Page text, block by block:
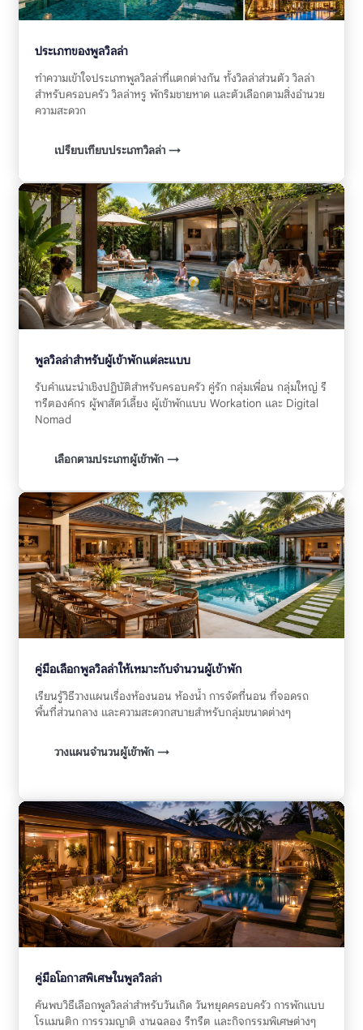
ประเภทของพูลวิลล่า
ทำความเข้าใจประเภทพูลวิลล่าที่แตกต่างกัน ทั้งวิลล่าส่วนตัว วิลล่า
สำหรับครอบครัว วิลล่าหรู พักริมชายหาด และตัวเลือกตามสิ่งอำนวย
ความสะดวก
เปรียบเทียบประเภทวิลล่า →
พูลวิลล่าสำหรับผู้เข้าพักแต่ละแบบ
รับคำแนะนำเชิงปฏิบัติสำหรับครอบครัว คู่รัก กลุ่มเพื่อน กลุ่มใหญ่ รี
ทรีตองค์กร ผู้พาสัตว์เลี้ยง ผู้เข้าพักแบบ Workation และ Digital
Nomad
เลือกตามประเภทผู้เข้าพัก →
คู่มือเลือกพูลวิลล่าให้เหมาะกับจำนวนผู้เข้าพัก
เรียนรู้วิธีวางแผนเรื่องห้องนอน ห้องน้ำ การจัดที่นอน ที่จอดรถ
พื้นที่ส่วนกลาง และความสะดวกสบายสำหรับกลุ่มขนาดต่างๆ
วางแผนจำนวนผู้เข้าพัก →
คู่มือโอกาสพิเศษในพูลวิลล่า
ค้นพบวิธีเลือกพูลวิลล่าสำหรับวันเกิด วันหยุดครอบครัว การพักแบบ
โรแมนติก การรวมญาติ งานฉลอง รีทรีต และกิจกรรมพิเศษต่างๆ